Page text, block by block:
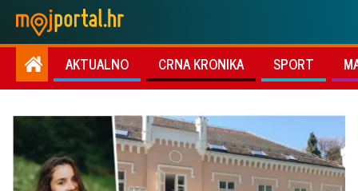
AKTUALNO CRNA KRONIKA SPORT